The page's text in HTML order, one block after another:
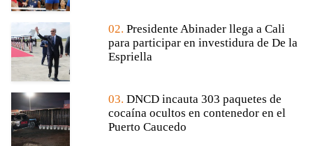
02. Presidente Abinader llega a Cali
para participar en investidura de De la
Espriella
03. DNCD incauta 303 paquetes de
cocaína ocultos en contenedor en el
Puerto Caucedo